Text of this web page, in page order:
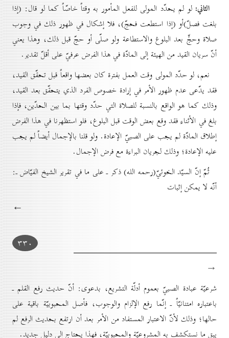
الثاني: لو لم يحدّد المولى للفعل المأمور به وقتاً خاصّاً كما لو قال: (إذا
بلغت فصلّ)أو (إذا استطعت فحجّ)، فلا إشكال في ظهور ذلك في وجوب
صلاة وحجٍّ بعد البلوغ والاستطاعة ولو صلّى أو حجّ قبل ذلك، وهذا يعني
أنّ سريان القيد من الهيئة إلى المادّة في هذا الفرض عرفيّ على أقلّ تقدير.
نعم، لو حدّد المولى وقت العمل بفترة كان بعضها واقعاً قبل تحقّق القيد،
فقد يدّعى عدم ظهور الأمر في إرادة خصوص الفرد الذي يتحقّق بعد القيد،
وذلك كما هو الواقع بالنسبة للصلاة التي حدّد وقتها بما بين الحدّين، فإذا
بلغ في الأثناء فقد وقع بعض الوقت قبل البلوغ، فلو استظهرنا في هذا الفرض
إطلاق المادّة لم يجب على الصبيّ الإعادة. ولو قلنا بالإجمال أيضاً لم يجب
عليه الإعادة؛ وذلك لجريان البراءة مع فرض الإجمال.
ثُمّ إنّ السيّد الخوئيّ(رحمه الله) ذكر ـ على ما في تقرير الشيخ الفيّاض ـ:
أنّه لا يمكن إثبات
←
۳۳٠
→
شرعيّة عبادة الصبيّ بعموم أدلّة التشريع، بدعوى: أنّ حديث رفع القلم ـ
باعتباره امتنانيّاً ـ إنّما رفع الإلزام والوجوب، فأصل المحبوبيّة باقية على
حالها؛ وذلك لأنّ الاعتبار المستفاد من الأمر بعد أن ارتفع بحديث الرفع لم
يبق ما نستكشف به المشروعيّة والمحبوبيّة، فهذا يحتاج إلى دليل جديد.